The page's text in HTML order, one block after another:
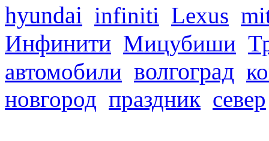
hyundai infiniti Lexus
Инфинити Мицубиши
автомобили волгоград
новгород праздник север